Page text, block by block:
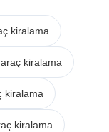
kiralama
kiralama
kiralama
kiralama